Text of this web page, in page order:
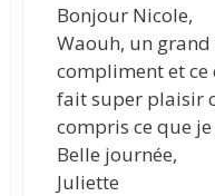
Bonjour Nicole,
Waouh, un
compliment et
fait super plaisir
compris ce que
Belle journée,
Juliette